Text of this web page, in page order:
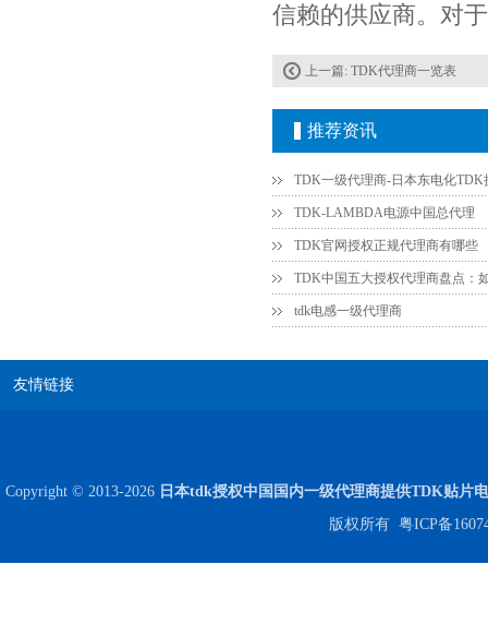
信赖的供应商。对
上一篇: TDK代理商一览表
推荐资讯
TDK-LAMBDA电源中国总代理
TDK官网授权正规代理商有哪些
tdk电感一级代理商
友情链接
Copyright © 2013-2026 日本tdk授权中国国内一级代理商提供TDK贴片
版权所有 粤ICP备